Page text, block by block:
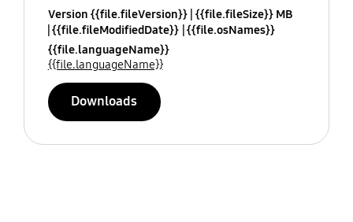
Version {{file.fileVersion}} {{file.fileSize}} MB
{{file.fileModifiedDate}} {{file.osNames}}
{{file.languageName}}
{{file.languageName}}
Downloads